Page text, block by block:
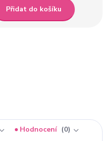
Přidat do košíku
Hodnocení
0